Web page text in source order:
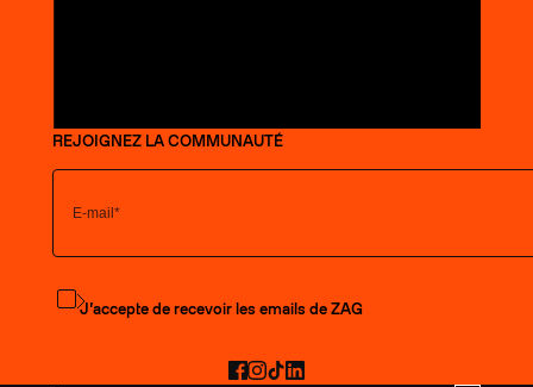
REJOIGNEZ LA COMMUNAUTÉ
S'abonner à la newsletter
J’accepte de recevoir les emails de ZAG
Facebook
Instagram
TikTokLinkedIn